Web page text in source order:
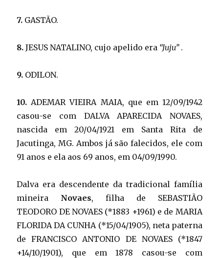
7. GASTÃO.
8. JESUS NATALINO, cujo apelido era “Juju”.
9. ODILON.
10. ADEMAR VIEIRA MAIA, que em 12/09/1942
casou-se com DALVA APARECIDA NOVAES,
nascida em 20/04/1921 em Santa Rita de
Jacutinga, MG. Ambos já são falecidos, ele com
91 anos e ela aos 69 anos, em 04/09/1990.
Dalva era descendente da tradicional família
mineira Novaes, filha de SEBASTIÃO
TEODORO DE NOVAES (*1883 +1961) e de MARIA
FLORIDA DA CUNHA (*15/04/1905), neta paterna
de FRANCISCO ANTONIO DE NOVAES (*1847
+14/10/1901), que em 1878 casou-se com